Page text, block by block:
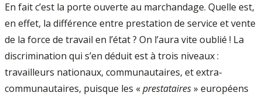
En fait c’est la porte ouverte au marchandage. Quelle est,
en effet, la différence entre prestation de service et vente
de la force de travail en l’état ? On l’aura vite oublié ! La
discrimination qui s’en déduit est à trois niveaux :
travailleurs nationaux, communautaires, et extra-
communautaires, puisque les «prestataires» européens